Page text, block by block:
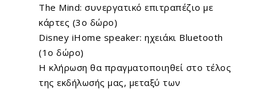
The Mind: συνεργατικό επιτραπέζιο με
κάρτες (3ο δώρο)
Disney iHome speaker: ηχειάκι Bluetooth
(1ο δώρο)
Η κλήρωση θα πραγματοποιηθεί στο τέλος
της εκδήλωσής μας, μεταξύ των